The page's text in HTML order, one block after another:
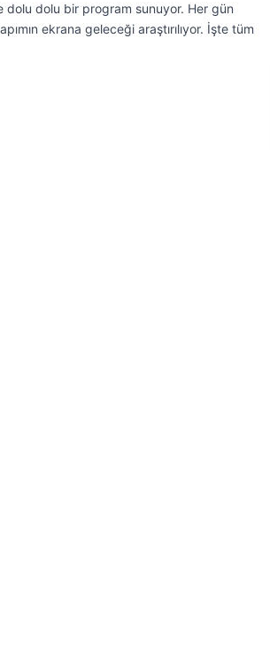
dolu dolu bir program sunuyor. Her gün
ekrana geleceği araştırılıyor. İşte tüm